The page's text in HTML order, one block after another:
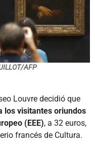
AFP
Louvre decidió que
los visitantes oriundos
(EEE), a 32 euros,
francés de Cultura.